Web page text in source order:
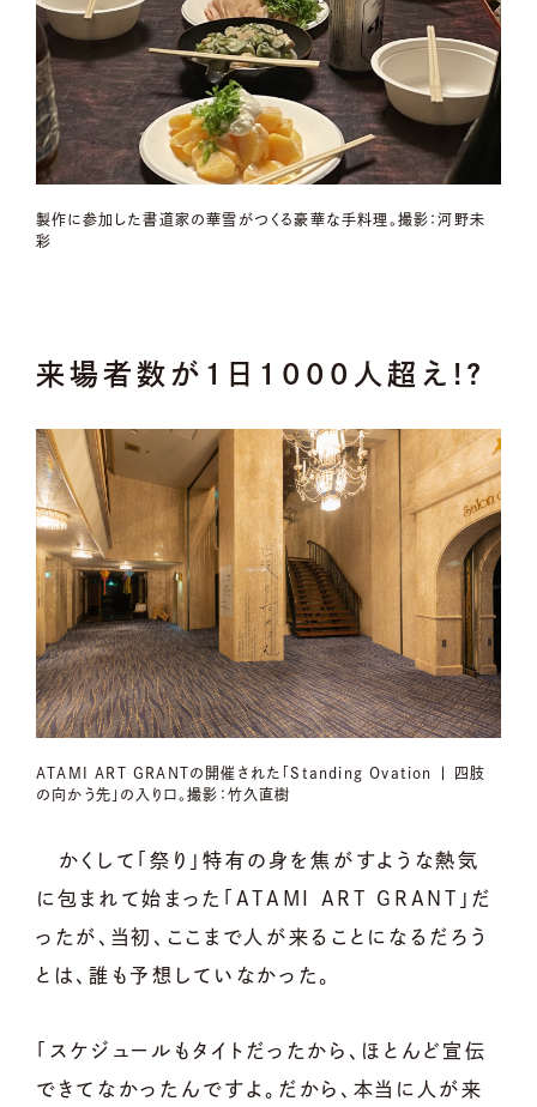
製作に参加した書道家の華雪がつくる豪華な手料理。撮影：河野未
彩
来場者数が1日1000人超え!?
ATAMI ART GRANTの開催された「Standing Ovation | 四肢
の向かう先」の入り口。撮影：竹久直樹
かくして「祭り」特有の身を焦がすような熱気
に包まれて始まった「ATAMI ART GRANT」だ
ったが、当初、ここまで人が来ることになるだろう
とは、誰も予想していなかった。
「スケジュールもタイトだったから、ほとんど宣伝
できてなかったんですよ。だから、本当に人が来